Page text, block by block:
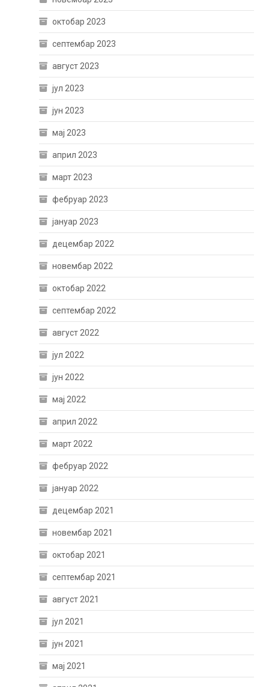
октобар 2023
септембар 2023
август 2023
јул 2023
јун 2023
мај 2023
април 2023
март 2023
фебруар 2023
јануар 2023
децембар 2022
новембар 2022
октобар 2022
септембар 2022
август 2022
јул 2022
јун 2022
мај 2022
април 2022
март 2022
фебруар 2022
јануар 2022
децембар 2021
новембар 2021
октобар 2021
септембар 2021
август 2021
јул 2021
јун 2021
мај 2021